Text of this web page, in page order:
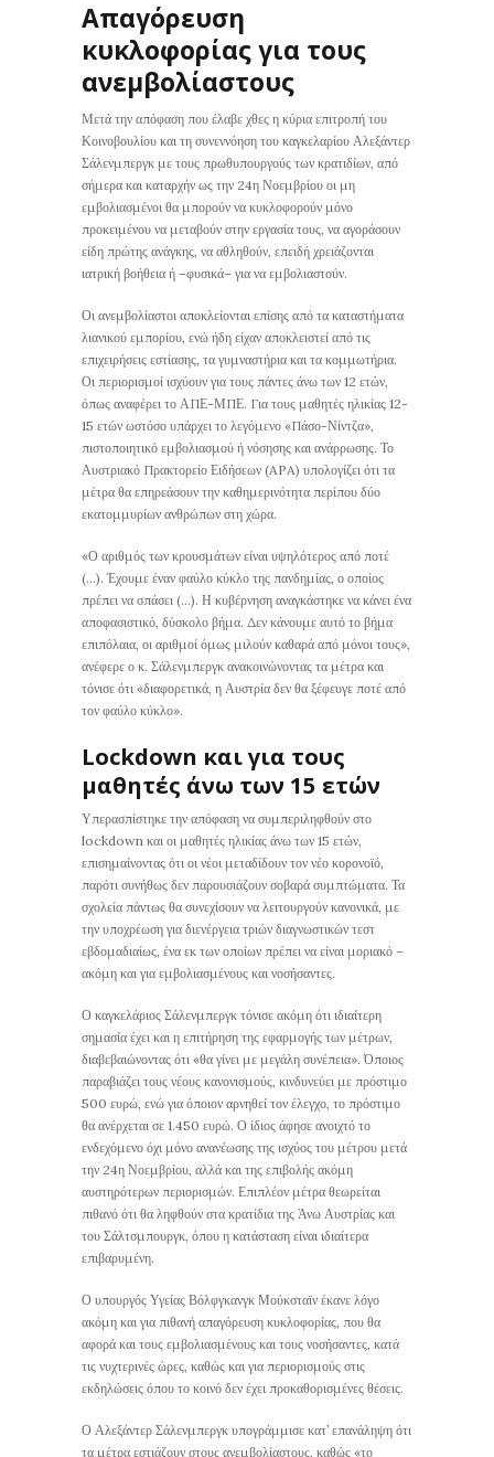
Απαγόρευση
κυκλοφορίας για τους
ανεμβολίαστους
Μετά την απόφαση που έλαβε χθες η κύρια επιτροπή του
Κοινοβουλίου και τη συνεννόηση του καγκελαρίου Αλεξάντερ
Σάλενμπεργκ με τους πρωθυπουργούς των κρατιδίων, από
σήμερα και καταρχήν ως την 24η Νοεμβρίου οι μη
εμβολιασμένοι θα μπορούν να κυκλοφορούν μόνο
προκειμένου να μεταβούν στην εργασία τους, να αγοράσουν
είδη πρώτης ανάγκης, να αθληθούν, επειδή χρειάζονται
ιατρική βοήθεια ή –φυσικά– για να εμβολιαστούν.
Οι ανεμβολίαστοι αποκλείονται επίσης από τα καταστήματα
λιανικού εμπορίου, ενώ ήδη είχαν αποκλειστεί από τις
επιχειρήσεις εστίασης, τα γυμναστήρια και τα κομμωτήρια.
Οι περιορισμοί ισχύουν για τους πάντες άνω των 12 ετών,
όπως αναφέρει το ΑΠΕ-ΜΠΕ. Για τους μαθητές ηλικίας 12-
15 ετών ωστόσο υπάρχει το λεγόμενο «Πάσο-Νίντζα»,
πιστοποιητικό εμβολιασμού ή νόσησης και ανάρρωσης. Το
Αυστριακό Πρακτορείο Ειδήσεων (APA) υπολογίζει ότι τα
μέτρα θα επηρεάσουν την καθημερινότητα περίπου δύο
εκατομμυρίων ανθρώπων στη χώρα.
«Ο αριθμός των κρουσμάτων είναι υψηλότερος από ποτέ
(…). Έχουμε έναν φαύλο κύκλο της πανδημίας, ο οποίος
πρέπει να σπάσει (…). Η κυβέρνηση αναγκάστηκε να κάνει ένα
αποφασιστικό, δύσκολο βήμα. Δεν κάνουμε αυτό το βήμα
επιπόλαια, οι αριθμοί όμως μιλούν καθαρά από μόνοι τους»,
ανέφερε ο κ. Σάλενμπεργκ ανακοινώνοντας τα μέτρα και
τόνισε ότι «διαφορετικά, η Αυστρία δεν θα ξέφευγε ποτέ από
τον φαύλο κύκλο».
Lockdown και για τους
μαθητές άνω των 15 ετών
Υπερασπίστηκε την απόφαση να συμπεριληφθούν στο
lockdown και οι μαθητές ηλικίας άνω των 15 ετών,
επισημαίνοντας ότι οι νέοι μεταδίδουν τον νέο κορονοϊό,
παρότι συνήθως δεν παρουσιάζουν σοβαρά συμπτώματα. Τα
σχολεία πάντως θα συνεχίσουν να λειτουργούν κανονικά, με
την υποχρέωση για διενέργεια τριών διαγνωστικών τεστ
εβδομαδιαίως, ένα εκ των οποίων πρέπει να είναι μοριακό –
ακόμη και για εμβολιασμένους και νοσήσαντες.
Ο καγκελάριος Σάλενμπεργκ τόνισε ακόμη ότι ιδιαίτερη
σημασία έχει και η επιτήρηση της εφαρμογής των μέτρων,
διαβεβαιώνοντας ότι «θα γίνει με μεγάλη συνέπεια». Όποιος
παραβιάζει τους νέους κανονισμούς, κινδυνεύει με πρόστιμο
500 ευρώ, ενώ για όποιον αρνηθεί τον έλεγχο, το πρόστιμο
θα ανέρχεται σε 1.450 ευρώ. Ο ίδιος άφησε ανοιχτό το
ενδεχόμενο όχι μόνο ανανέωσης της ισχύος του μέτρου μετά
την 24η Νοεμβρίου, αλλά και της επιβολής ακόμη
αυστηρότερων περιορισμών. Επιπλέον μέτρα θεωρείται
πιθανό ότι θα ληφθούν στα κρατίδια της Άνω Αυστρίας και
του Σάλτσμπουργκ, όπου η κατάσταση είναι ιδιαίτερα
επιβαρυμένη.
Ο υπουργός Υγείας Βόλφγκανγκ Μούκσταϊν έκανε λόγο
ακόμη και για πιθανή απαγόρευση κυκλοφορίας, που θα
αφορά και τους εμβολιασμένους και τους νοσήσαντες, κατά
τις νυχτερινές ώρες, καθώς και για περιορισμούς στις
εκδηλώσεις όπου το κοινό δεν έχει προκαθορισμένες θέσεις.
Ο Αλεξάντερ Σάλενμπεργκ υπογράμμισε κατ’ επανάληψη ότι
τα μέτρα εστιάζουν στους ανεμβολίαστους, καθώς «το